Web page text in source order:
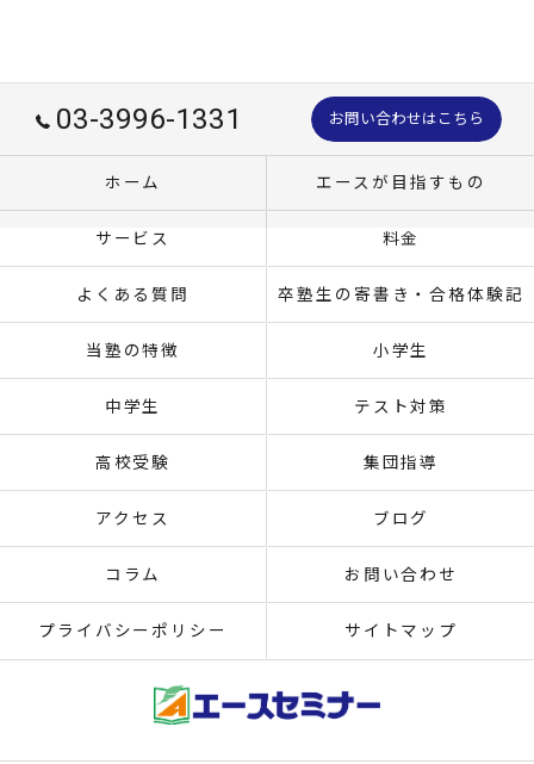
03-3996-1331 お問い合わせはこちら
ホーム エースが目指すもの
サービス 料金
よくある質問 卒塾生の寄書き・合格体験記
当塾の特徴 小学生
中学生 テスト対策
高校受験 集団指導
アクセス ブログ
コラム お問い合わせ
プライバシーポリシー サイトマップ